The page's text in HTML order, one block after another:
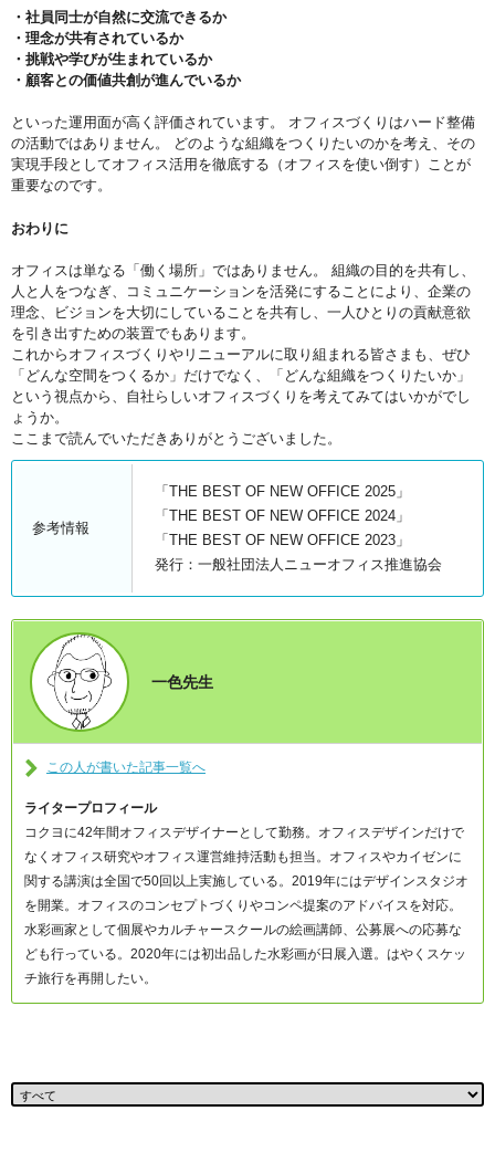
・社員同士が自然に交流できるか
・理念が共有されているか
・挑戦や学びが生まれているか
・顧客との価値共創が進んでいるか
といった運用面が高く評価されています。 オフィスづくりはハード整備
の活動ではありません。 どのような組織をつくりたいのかを考え、その
実現手段としてオフィス活用を徹底する（オフィスを使い倒す）ことが
重要なのです。
おわりに
オフィスは単なる「働く場所」ではありません。 組織の目的を共有し、
人と人をつなぎ、コミュニケーションを活発にすることにより、企業の
理念、ビジョンを大切にしていることを共有し、一人ひとりの貢献意欲
を引き出すための装置でもあります。
これからオフィスづくりやリニューアルに取り組まれる皆さまも、ぜひ
「どんな空間をつくるか」だけでなく、「どんな組織をつくりたいか」
という視点から、自社らしいオフィスづくりを考えてみてはいかがでし
ょうか。
ここまで読んでいただきありがとうございました。
参考情報
「THE BEST OF NEW OFFICE 2025」
「THE BEST OF NEW OFFICE 2024」
「THE BEST OF NEW OFFICE 2023」
発行：一般社団法人ニューオフィス推進協会
一色先生
この人が書いた記事一覧へ
ライタープロフィール
コクヨに42年間オフィスデザイナーとして勤務。オフィスデザインだけで
なくオフィス研究やオフィス運営維持活動も担当。オフィスやカイゼンに
関する講演は全国で50回以上実施している。2019年にはデザインスタジオ
を開業。オフィスのコンセプトづくりやコンペ提案のアドバイスを対応。
水彩画家として個展やカルチャースクールの絵画講師、公募展への応募な
ども行っている。2020年には初出品した水彩画が日展入選。はやくスケッ
チ旅行を再開したい。